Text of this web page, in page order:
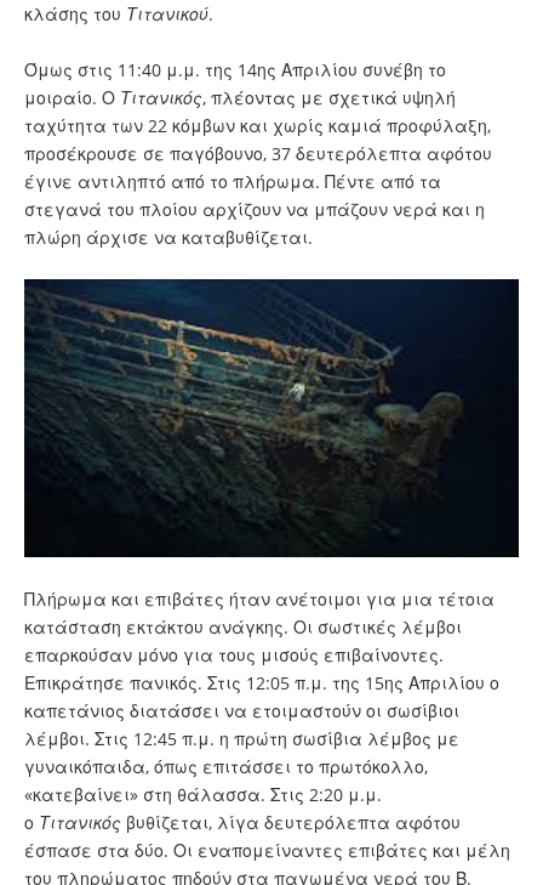
κλάσης του Τιτανικού.
Όμως στις 11:40 μ.μ. της 14ης Απριλίου συνέβη το
μοιραίο. Ο Τιτανικός, πλέοντας με σχετικά υψηλή
ταχύτητα των 22 κόμβων και χωρίς καμιά προφύλαξη,
προσέκρουσε σε παγόβουνο, 37 δευτερόλεπτα αφότου
έγινε αντιληπτό από το πλήρωμα. Πέντε από τα
στεγανά του πλοίου αρχίζουν να μπάζουν νερά και η
πλώρη άρχισε να καταβυθίζεται.
Πλήρωμα και επιβάτες ήταν ανέτοιμοι για μια τέτοια
κατάσταση εκτάκτου ανάγκης. Οι σωστικές λέμβοι
επαρκούσαν μόνο για τους μισούς επιβαίνοντες.
Επικράτησε πανικός. Στις 12:05 π.μ. της 15ης Απριλίου ο
καπετάνιος διατάσσει να ετοιμαστούν οι σωσίβιοι
λέμβοι. Στις 12:45 π.μ. η πρώτη σωσίβια λέμβος με
γυναικόπαιδα, όπως επιτάσσει το πρωτόκολλο,
«κατεβαίνει» στη θάλασσα. Στις 2:20 μ.μ.
ο Τιτανικός βυθίζεται, λίγα δευτερόλεπτα αφότου
έσπασε στα δύο. Οι εναπομείναντες επιβάτες και μέλη
του πληρώματος πηδούν στα παγωμένα νερά του Β.